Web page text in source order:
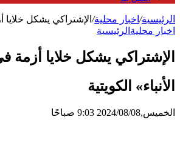
الرئيسية/ اخبار محلية/ الإشتراكي يشكل خلايا
اخبار محلية الرئيسية
الإشتراكي يشكل خلايا أزمة
الأنباء» الكويتية
الخميس,2024/08/08 9:03 صباحًا